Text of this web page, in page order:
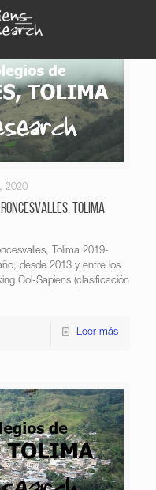
2020
Tolima
Tolima 2019-
desde 2013 y entre los
Col-Sapiens (clasificación
Leer más